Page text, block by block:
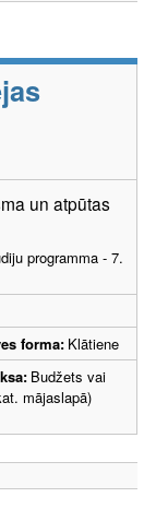
un atpūtas
programma - 7.
forma: Klātiene
Budžets vai
mājaslapā)